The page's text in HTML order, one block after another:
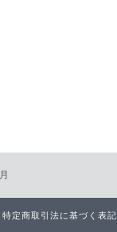
特定商取引法に基づく表記